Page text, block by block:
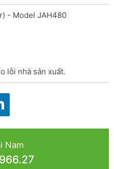
- Model JAH480
lỗi nhà sản xuất.
Nam